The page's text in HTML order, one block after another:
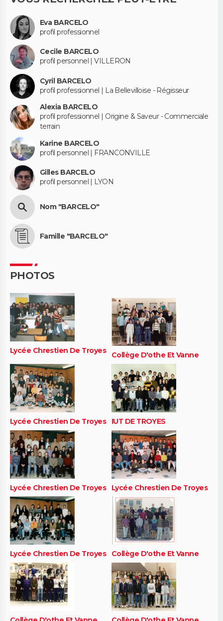
Eva BARCELO
profil professionnel
Cecile BARCELO
profil personnel | VILLERON
Cyril BARCELO
profil professionnel | La Bellevilloise - Régisseur
Alexia BARCELO
profil professionnel | Origine & Saveur - Commerciale
terrain
Karine BARCELO
profil personnel | FRANCONVILLE
Gilles BARCELO
profil personnel | LYON
Nom "BARCELO"
Famille "BARCELO"
PHOTOS
Lycée Chrestien De Troyes Collège D'othe Et Vanne
Lycée Chrestien De Troyes IUT DE TROYES
Lycée Chrestien De Troyes Lycée Chrestien De Troyes
Lycée Chrestien De Troyes Collège D'othe Et Vanne